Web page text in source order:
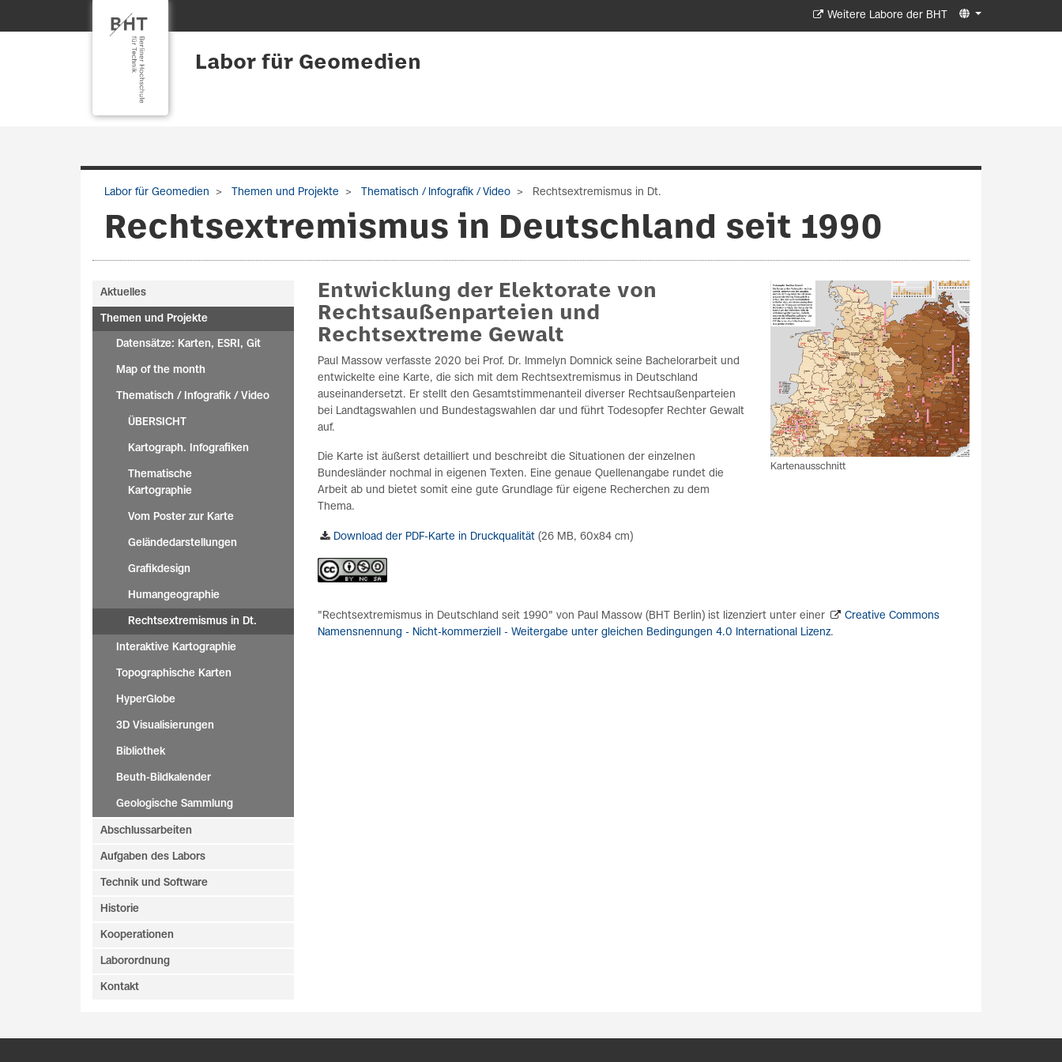
Weitere Labore der BHT
Labor für Geomedien
Labor für Geomedien Themen und Projekte Thematisch / Infografik / Video Rechtsextremismus in Dt.
Rechtsextremismus in Deutschland seit 1990
Entwicklung der Elektorate von
Rechtsaußenparteien und
Rechtsextreme Gewalt
Paul Massow verfasste 2020 bei Prof. Dr. Immelyn Domnick seine Bachelorarbeit und
entwickelte eine Karte, die sich mit dem Rechtsextremismus in Deutschland
auseinandersetzt. Er stellt den Gesamtstimmenanteil diverser Rechtsaußenparteien
bei Landtagswahlen und Bundestagswahlen dar und führt Todesopfer Rechter Gewalt
auf.
Die Karte ist äußerst detailliert und beschreibt die Situationen der einzelnen
Bundesländer nochmal in eigenen Texten. Eine genaue Quellenangabe rundet die
Arbeit ab und bietet somit eine gute Grundlage für eigene Recherchen zu dem
Thema.
Download der PDF-Karte in Druckqualität (26 MB, 60x84 cm)
Kartenausschnitt
"Rechtsextremismus in Deutschland seit 1990" von Paul Massow (BHT Berlin) ist lizenziert unter einer
Creative Commons
Namensnennung - Nicht-kommerziell - Weitergabe unter gleichen Bedingungen 4.0 International Lizenz.
Aktuelles
Themen und Projekte
Datensätze: Karten, ESRI, Git
Map of the month
Thematisch / Infografik / Video
ÜBERSICHT
Kartograph. Infografiken
Thematische
Kartographie
Vom Poster zur Karte
Geländedarstellungen
Grafikdesign
Humangeographie
Rechtsextremismus in Dt.
Interaktive Kartographie
Topographische Karten
HyperGlobe
3D Visualisierungen
Bibliothek
Beuth-Bildkalender
Geologische Sammlung
Abschlussarbeiten
Aufgaben des Labors
Technik und Software
Historie
Kooperationen
Laborordnung
Kontakt